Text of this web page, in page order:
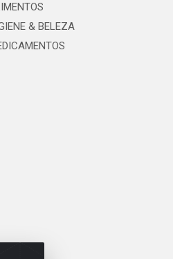
& BELEZA